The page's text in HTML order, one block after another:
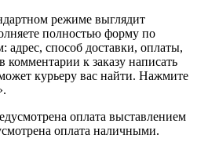
режиме выглядит
полностью форму по
адрес, способ доставки, оплаты,
комментарии к заказу написать
курьеру вас найти. Нажмите
оплата выставлением
оплата наличными.